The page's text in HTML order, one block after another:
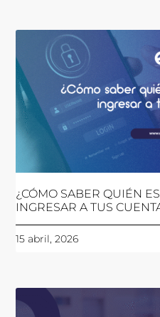
¿CÓMO SABER QUIÉN
INGRESAR A TUS
15 abril, 2026